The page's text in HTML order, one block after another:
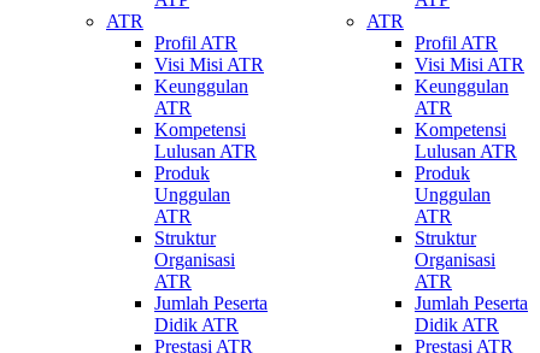
ATR
Profil ATR
Visi Misi ATR
Keunggulan
ATR
Kompetensi
Lulusan ATR
Produk
Unggulan
ATR
Struktur
Organisasi
ATR
Jumlah Peserta
Didik ATR
Prestasi ATR
ATR
Profil ATR
Visi Misi ATR
Keunggulan
ATR
Kompetensi
Lulusan ATR
Produk
Unggulan
ATR
Struktur
Organisasi
ATR
Jumlah Peserta
Didik ATR
Prestasi ATR